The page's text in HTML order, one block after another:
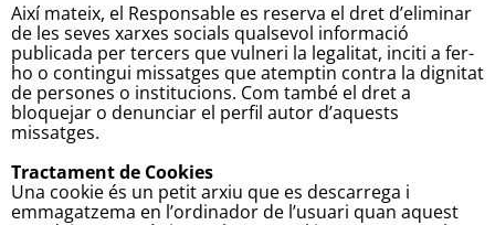
Així mateix, el Responsable es reserva el dret d’eliminar
de les seves xarxes socials qualsevol informació
publicada per tercers que vulneri la legalitat, inciti a fer-
ho o contingui missatges que atemptin contra la dignitat
de persones o institucions. Com també el dret a
bloquejar o denunciar el perfil autor d’aquests
missatges.
Tractament de Cookies
Una cookie és un petit arxiu que es descarrega i
emmagatzema en l’ordinador de l’usuari quan aquest